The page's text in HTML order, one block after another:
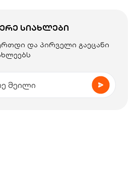
ᲡᲘᲐᲮᲚᲔᲑᲘ
და პირველი გაეცანი